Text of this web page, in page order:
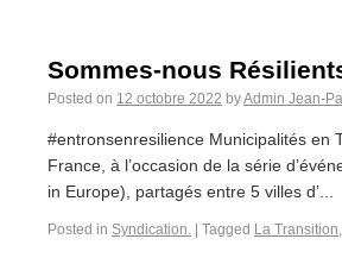
Sommes-nous
Posted on 12 octobre 2022 byAdmin Jean-
#entronsenresilience Municipalités en
France, à l’occasion de la série
in Europe), partagés entre 5 villes d’...
Posted in Syndication. Tagged La Transition,